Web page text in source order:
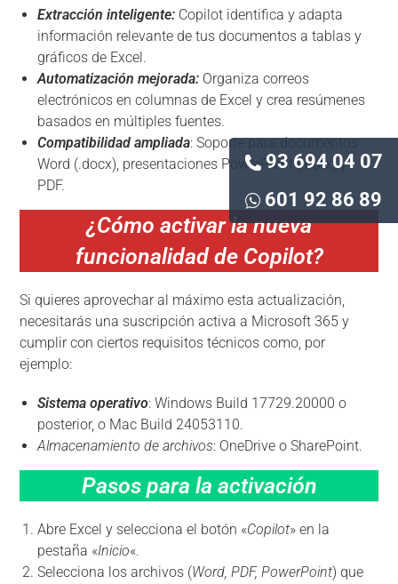
93 694 04 07
601 92 86 89
Extracción inteligente: Copilot identifica y adapta
información relevante de tus documentos a tablas y
gráficos de Excel.
Automatización mejorada: Organiza correos
electrónicos en columnas de Excel y crea resúmenes
basados ​​en múltiples fuentes.
Compatibilidad ampliada: Soporte para documentos
Word (.docx), presentaciones PowerPoint (.pptx) y
PDF.
¿Cómo activar la nueva
funcionalidad de Copilot?
Si quieres aprovechar al máximo esta actualización,
necesitarás una suscripción activa a Microsoft 365 y
cumplir con ciertos requisitos técnicos como, por
ejemplo:
Sistema operativo: Windows Build 17729.20000 o
posterior, o Mac Build 24053110.
Almacenamiento de archivos: OneDrive o SharePoint.
Pasos para la activación
Abre Excel y selecciona el botón «Copilot» en la
pestaña «Inicio«.
Selecciona los archivos (Word, PDF, PowerPoint) que